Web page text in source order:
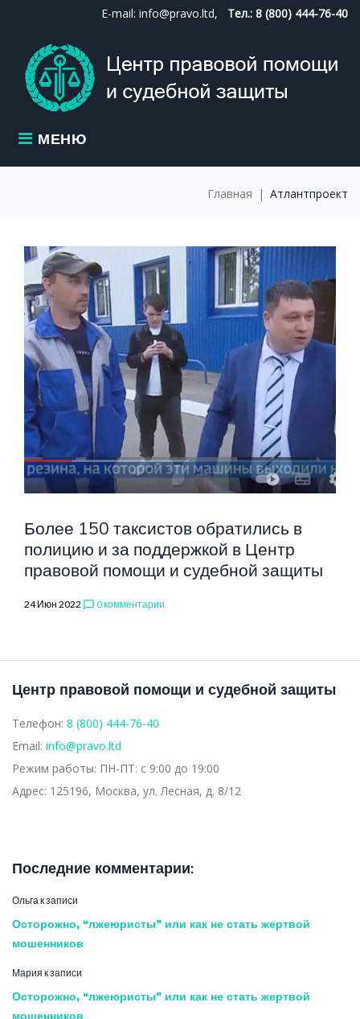
content
E-mail: info@pravo.ltd, Тел.: 8 (800) 444-76-40
МЕНЮ
Главная | Атлантпроект
МЕТКА:
Более 150 таксистов обратились в
полицию и за поддержкой в Центр
правовой помощи и судебной защиты
24 Июн 2022 chat_bubble_outline 0 комментарии
Центр правовой помощи и судебной защиты
Телефон: 8 (800) 444-76-40
Email: info@pravo.ltd
Режим работы: ПН-ПТ: с 9:00 до 19:00
Адрес: 125196, Москва, ул. Лесная, д. 8/12
Последние комментарии:
Ольга к записи
Осторожно, “лжеюристы” или как не стать жертвой
мошенников
Мария к записи
Осторожно, “лжеюристы” или как не стать жертвой
мошенников